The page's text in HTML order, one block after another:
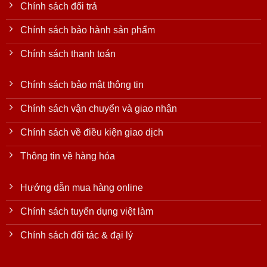
Chính sách đổi trả
Chính sách bảo hành sản phẩm
Chính sách thanh toán
Chính sách bảo mật thông tin
Chính sách vận chuyển và giao nhận
Chính sách về điều kiện giao dịch
Thông tin về hàng hóa
Hướng dẫn mua hàng online
Chính sách tuyển dụng việt làm
Chính sách đối tác & đại lý